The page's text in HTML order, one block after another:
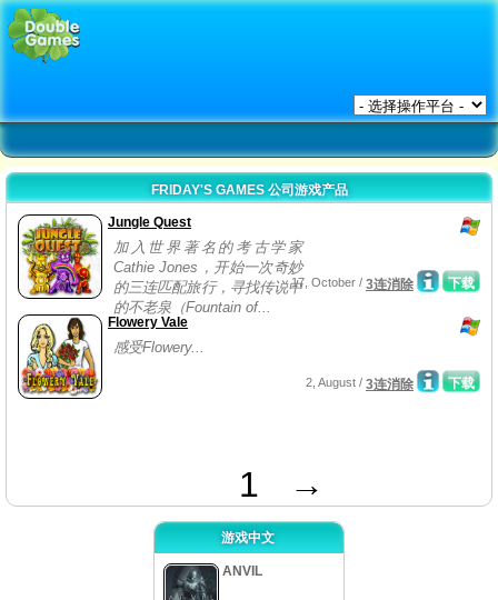
FRIDAY'S GAMES 公司游戏产品
Jungle Quest
加入世界著名的考古学家
Cathie Jones，开始一次奇妙
的三连匹配旅行，寻找传说中
的不老泉（Fountain of...
下载
17, October / 3连消除
Flowery Vale
感受Flowery...
下载
2, August / 3连消除
1 →
游戏中文
ANVIL